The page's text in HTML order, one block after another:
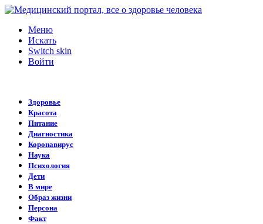
Меню
Искать
Switch skin
Войти
Здоровье
Красота
Питание
Диагностика
Коронавирус
Наука
Психология
Дети
В мире
Образ жизни
Персона
Факт